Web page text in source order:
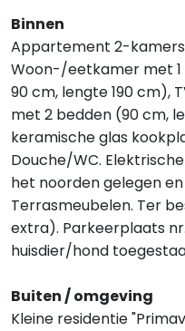
Binnen
Appartement 2-kamers
Woon-/eetkamer met 1
90 cm, lengte 190 cm),
met 2 bedden (90 cm,
keramische glas
Douche/WC.
het noorden gelegen
Terrasmeubelen. Ter
extra). Parkeerplaats
huisdier/hond
Buiten / omgeving
Kleine residentie